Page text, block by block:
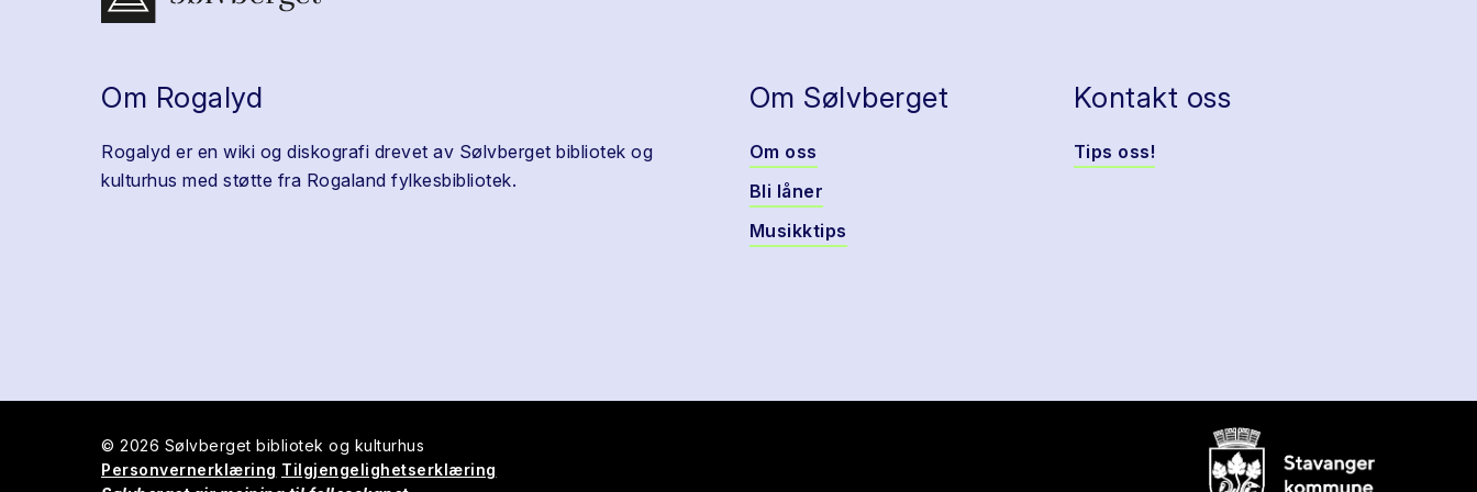
Om Rogalyd
Rogalyd er en wiki og diskografi drevet av Sølvberget bibliotek og
kulturhus med støtte fra Rogaland fylkesbibliotek.
Om Sølvberget
Om oss
Bli låner
Musikktips
Kontakt oss
Tips oss!
© 2026 Sølvberget bibliotek og kulturhus
Personvernerklæring Tilgjengelighetserklæring